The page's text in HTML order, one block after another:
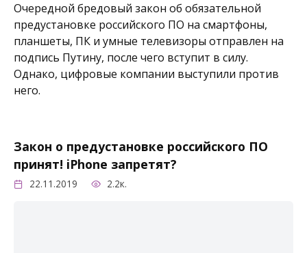
Очередной бредовый закон об обязательной
предустановке российского ПО на смартфоны,
планшеты, ПК и умные телевизоры отправлен на
подпись Путину, после чего вступит в силу.
Однако, цифровые компании выступили против
него.
Закон о предустановке российского ПО
принят! iPhone запретят?
22.11.2019 2.2к.